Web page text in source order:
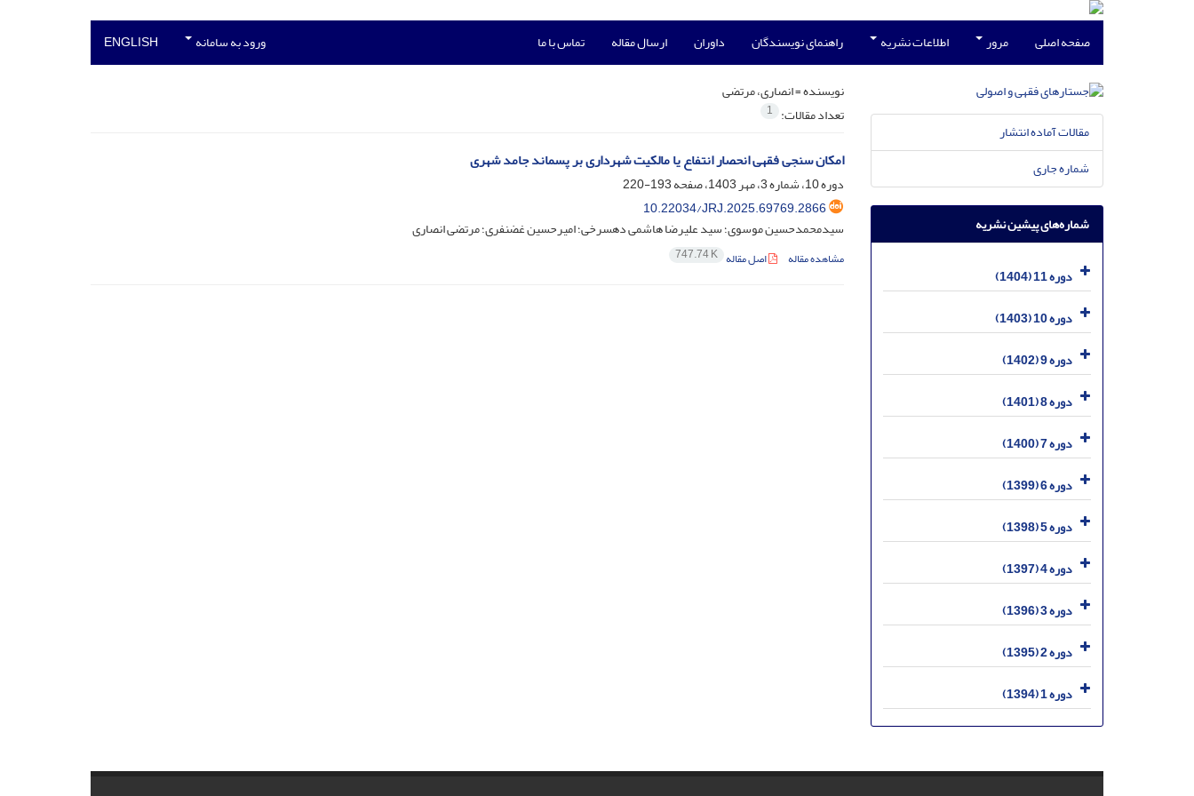
صفحه اصلی مرور اطلاعات نشریه راهنمای نویسندگان داوران ارسال مقاله تماس با ما ورود به سامانه ENGLISH
نویسنده =انصاری، مرتضی
تعداد مقالات: 1
امکان سنجی فقهی انحصار انتفاع یا مالکیت شهرداری بر پسماند جامد شهری
دوره 10، شماره 3، مهر 1403، صفحه
193-220
10.22034/JRJ.2025.69769.2866
سیدمحمدحسین موسوی؛ سید علیرضا هاشمی دهسرخی؛ امیرحسین غضنفری؛ مرتضی انصاری
مشاهده مقاله اصل مقاله 747.74 K
مقالات آماده انتشار
شماره جاری
شماره‌های پیشین نشریه
دوره 11 (1404)
دوره 10 (1403)
دوره 9 (1402)
دوره 8 (1401)
دوره 7 (1400)
دوره 6 (1399)
دوره 5 (1398)
دوره 4 (1397)
دوره 3 (1396)
دوره 2 (1395)
دوره 1 (1394)